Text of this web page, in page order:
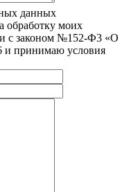
данных
обработку моих
с законом №152-Ф3 «О
и принимаю условия